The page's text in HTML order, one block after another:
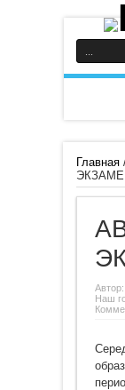
Главная
Автор:
Наш